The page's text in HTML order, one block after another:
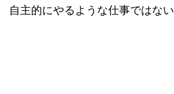
自主的にやるような仕事ではない